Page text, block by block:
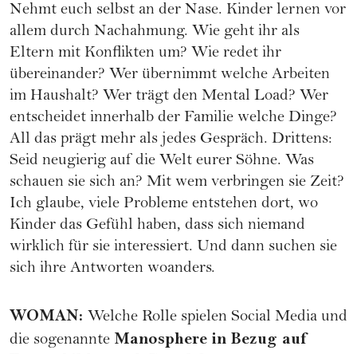
Nehmt euch selbst an der Nase. Kinder lernen vor
allem durch Nachahmung. Wie geht ihr als
Eltern mit Konflikten um? Wie redet ihr
übereinander? Wer übernimmt welche Arbeiten
im Haushalt? Wer trägt den Mental Load? Wer
entscheidet innerhalb der Familie welche Dinge?
All das prägt mehr als jedes Gespräch. Drittens:
Seid neugierig auf die Welt eurer Söhne. Was
schauen sie sich an? Mit wem verbringen sie Zeit?
Ich glaube, viele Probleme entstehen dort, wo
Kinder das Gefühl haben, dass sich niemand
wirklich für sie interessiert. Und dann suchen sie
sich ihre Antworten woanders.
WOMAN: Welche Rolle spielen Social Media und
die sogenannte Manosphere in Bezug auf